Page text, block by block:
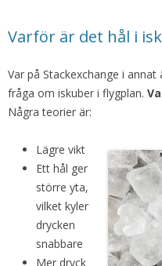
Varför är det hål i
Var på Stackexchange i
fråga om iskuber i flygplan.
Några teorier är:
Lägre vikt
Ett hål ger
större yta,
vilket kyler
drycken
snabbare
Mer dryck